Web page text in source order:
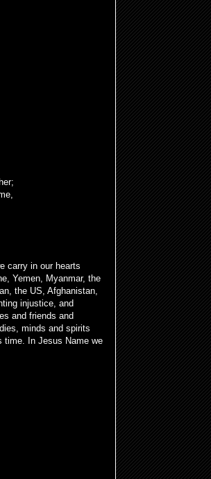
carry in our hearts
Yemen, Myanmar, the
the US, Afghanistan,
injustice, and
and friends and
minds and spirits
time. In Jesus Name we